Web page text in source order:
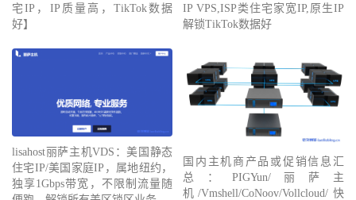
宅IP，IP质量高，TikTok数据
好】
IP VPS,ISP类住宅家宽IP,原生IP
解锁TikTok数据好
lisahost丽萨主机VDS：美国静态
住宅IP/美国家庭IP，属地纽约，
独享1Gbps带宽，不限制流量随
国内主机商产品或促销信息汇
总：PIGYun/丽萨主
机/Vmshell/CoNoov/Vollcloud/快